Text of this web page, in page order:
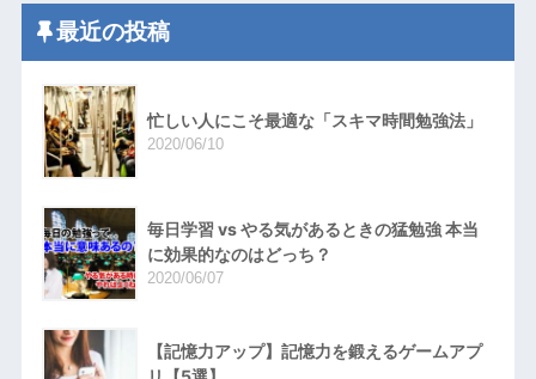
最近の投稿
忙しい人にこそ最適な「スキマ時間勉強法」
2020/06/10
毎日学習 vs やる気があるときの猛勉強 本当
に効果的なのはどっち？
2020/06/07
【記憶力アップ】記憶力を鍛えるゲームアプ